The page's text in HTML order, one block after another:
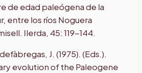
de edad paleógena de la
entre los ríos Noguera
Ilerda, 45: 119-144.
J. (1975). (Eds.).
evolution of the Paleogene